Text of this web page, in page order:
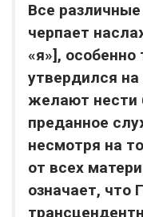
Все
черпает
«я»], особенно
утвердился
желают нести
преданное
несмотря на
от всех
означает, что